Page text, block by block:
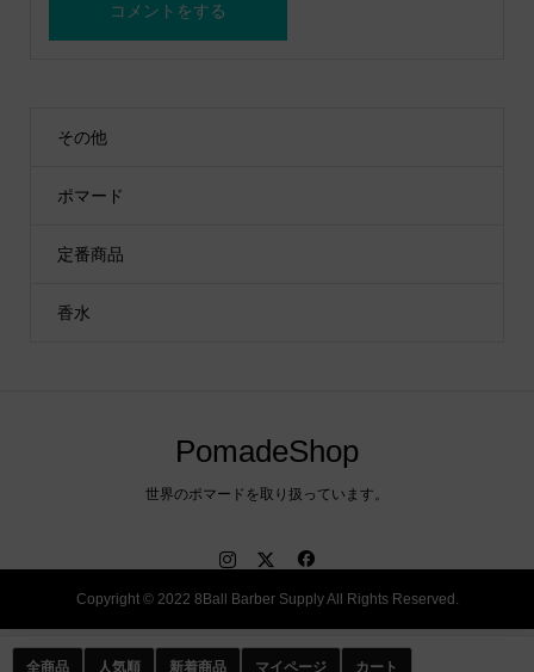
その他
ポマード
定番商品
香水
PomadeShop
世界のポマードを取り扱っています。
Copyright © 2022 8Ball Barber Supply All Rights Reserved.
全商品 人気順 新着商品 マイページ カート